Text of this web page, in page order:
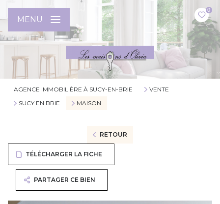
0
MENU
AGENCE IMMOBILIÈRE À SUCY-EN-BRIE
VENTE
SUCY EN BRIE
MAISON
RETOUR
TÉLÉCHARGER LA FICHE
PARTAGER CE BIEN